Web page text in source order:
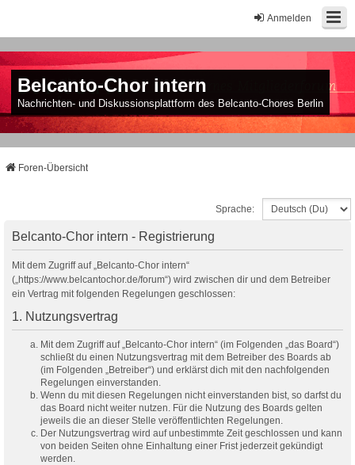
Anmelden
Belcanto-Chor intern
Nachrichten- und Diskussionsplattform des Belcanto-Chores Berlin
Foren-Übersicht
Sprache:
Belcanto-Chor intern - Registrierung
Mit dem Zugriff auf „Belcanto-Chor intern“
(„https://www.belcantochor.de/forum“) wird zwischen dir und dem Betreiber
ein Vertrag mit folgenden Regelungen geschlossen:
1. Nutzungsvertrag
Mit dem Zugriff auf „Belcanto-Chor intern“ (im Folgenden „das Board“)
schließt du einen Nutzungsvertrag mit dem Betreiber des Boards ab
(im Folgenden „Betreiber“) und erklärst dich mit den nachfolgenden
Regelungen einverstanden.
Wenn du mit diesen Regelungen nicht einverstanden bist, so darfst du
das Board nicht weiter nutzen. Für die Nutzung des Boards gelten
jeweils die an dieser Stelle veröffentlichten Regelungen.
Der Nutzungsvertrag wird auf unbestimmte Zeit geschlossen und kann
von beiden Seiten ohne Einhaltung einer Frist jederzeit gekündigt
werden.